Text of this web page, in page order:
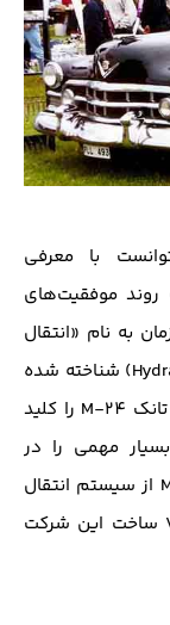
با معرفی
روند موفقیت‌های
به نام «انتقال
قدرت هیدارماتیک» یا (Hydra-Matic Transmission) شناخته شده
پروژه‌ی مشهور تانک M-24 را کلید
مهمی را در
پیروزی‌های ایالات متحده ایفا کرد. تانک M-24 از سیستم انتقال
و همچنین موتور V ساخت این شرکت